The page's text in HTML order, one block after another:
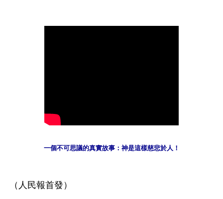
一個不可思議的真實故事：神是這樣慈悲於人！